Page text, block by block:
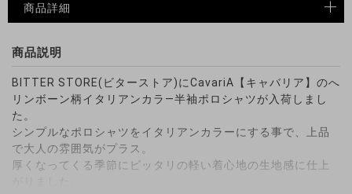
商品詳細
商品説明
BITTER STORE(ビターストア)にCavariA【キャバリア】のへ
リンボーン柄イタリアンカラ―半袖ポロシャツが入荷しまし
た。
シンプルなポロシャツをイタリアンカラーにする事で、上品
で大人の雰囲気がプラス。
厚くなってくる季節にピッタリの軽い着心地の生地感に仕上